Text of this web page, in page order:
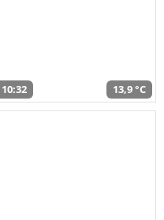
10:32 13,9 °C